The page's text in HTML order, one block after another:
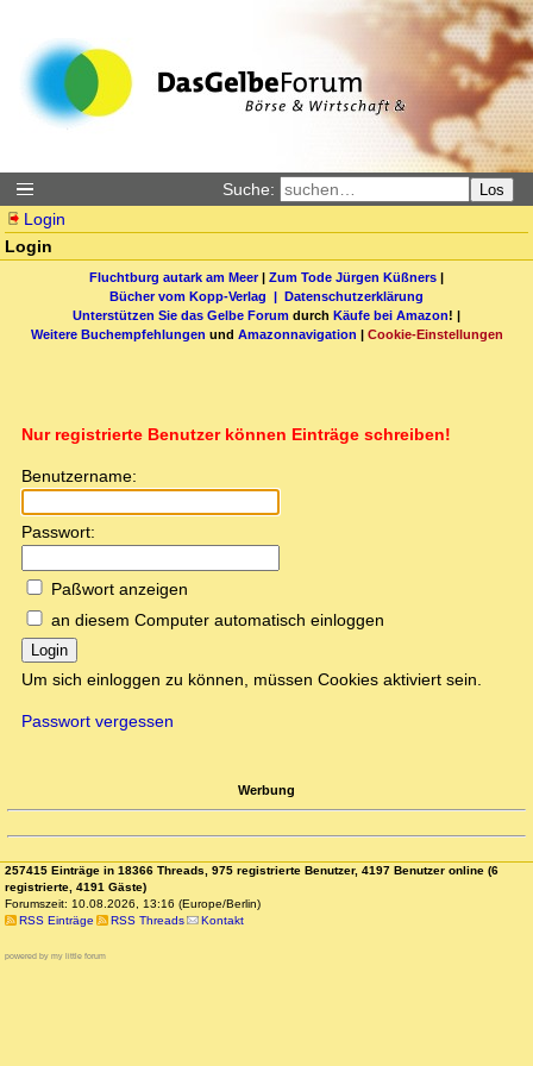
Suche: Los
Login
Login
Fluchtburg autark am Meer| Zum Tode Jürgen Küßners |
Bücher vom Kopp-Verlag | Datenschutzerklärung
Unterstützen Sie das Gelbe Forum durch Käufe bei Amazon! |
Weitere Buchempfehlungen und Amazonnavigation | Cookie-Einstellungen
Nur registrierte Benutzer können Einträge schreiben!
Benutzername:
Passwort:
Paßwort anzeigen
an diesem Computer automatisch einloggen
Login
Um sich einloggen zu können, müssen Cookies aktiviert sein.
Passwort vergessen
Werbung
257415 Einträge in 18366 Threads, 975 registrierte Benutzer, 4197 Benutzer online (6
registrierte, 4191 Gäste)
Forumszeit: 10.08.2026, 13:16 (Europe/Berlin)
RSS Einträge
RSS Threads Kontakt
powered by my little forum